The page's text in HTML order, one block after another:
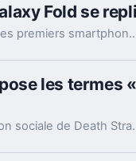
Fold se
Le Samsung Galaxy Fold fait forte impression. C'est l'un des premiers smartphones pliables du marché, et par
les termes
Deux nouveaux